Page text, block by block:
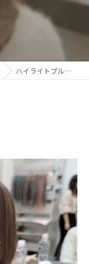
ハイライトプルエクステ🎵